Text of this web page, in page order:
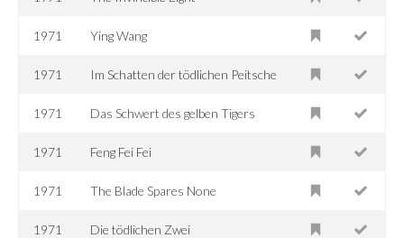
1971 Ying Wang
1971 Im Schatten der tödlichen Peitsche
1971 Das Schwert des gelben Tigers
1971 Feng Fei Fei
1971 The Blade Spares None
1971 Die tödlichen Zwei